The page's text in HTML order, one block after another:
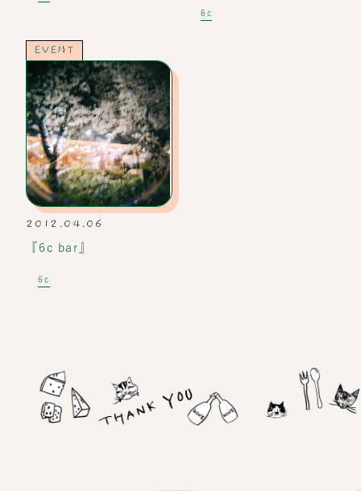
6c
EVENT
2012.04.06
『6c bar』
6c